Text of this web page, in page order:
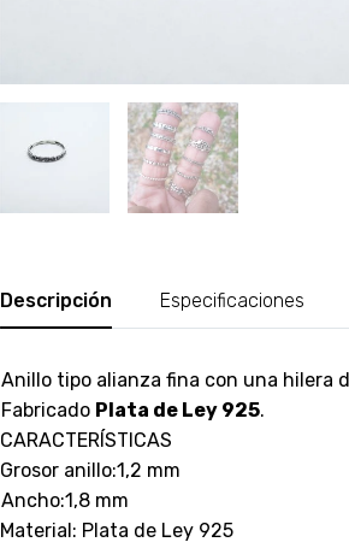
Descripción Especificaciones
Anillo tipo alianza fina con una hilera
Fabricado Plata de Ley 925.
CARACTERÍSTICAS
Grosor anillo:1,2 mm
Ancho:1,8 mm
Material: Plata de Ley 925